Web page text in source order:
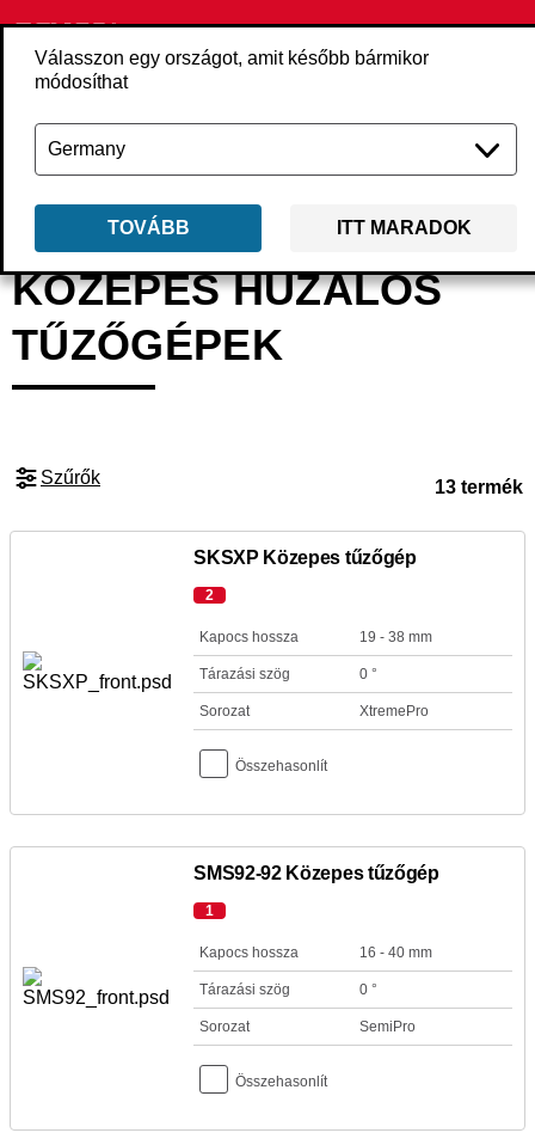
Válasszon egy országot, amit később bármikor
módosíthat
TOVÁBB ITT MARADOK
Vissza Termékek Szerszámgépek
KÖZEPES HUZALOS
TŰZŐGÉPEK
Szűrők 13 termék
SKSXP Közepes tűzőgép
2
Kapocs hossza 19 - 38 mm
Tárazási szög 0 °
Sorozat XtremePro
Összehasonlít
SMS92-92 Közepes tűzőgép
1
Kapocs hossza 16 - 40 mm
Tárazási szög 0 °
Sorozat SemiPro
Összehasonlít